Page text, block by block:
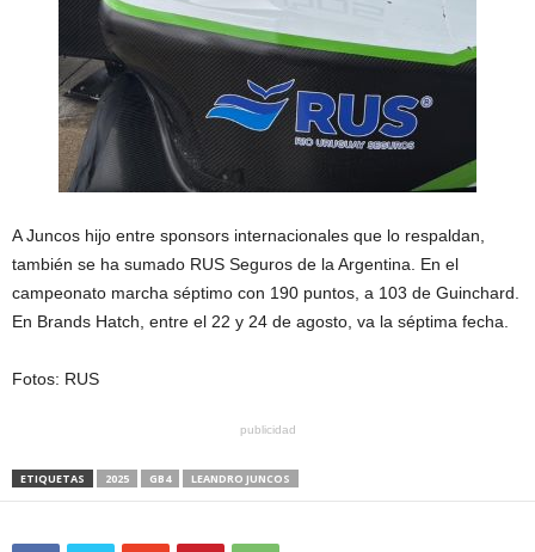
A Juncos hijo entre sponsors internacionales que lo respaldan,
también se ha sumado RUS Seguros de la Argentina. En el
campeonato marcha séptimo con 190 puntos, a 103 de Guinchard.
En Brands Hatch, entre el 22 y 24 de agosto, va la séptima fecha.
Fotos: RUS
publicidad
ETIQUETAS 2025 GB4 LEANDRO JUNCOS